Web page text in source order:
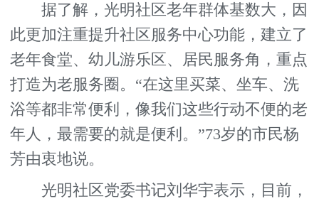
据了解，光明社区老年群体基数大，因
此更加注重提升社区服务中心功能，建立了
老年食堂、幼儿游乐区、居民服务角，重点
打造为老服务圈。“在这里买菜、坐车、洗
浴等都非常便利，像我们这些行动不便的老
年人，最需要的就是便利。”73岁的市民杨
芳由衷地说。
光明社区党委书记刘华宇表示，目前，